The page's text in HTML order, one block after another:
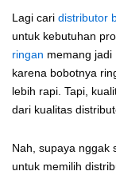
Lagi cari distributor
untuk kebutuhan
ringan memang jadi
karena bobotnya
lebih rapi. Tapi,
dari kualitas
Nah, supaya nggak
untuk memilih